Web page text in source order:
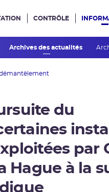
le siteCONTRÔLE
Archives des actualités
démantèlement
du
par
Hague à la